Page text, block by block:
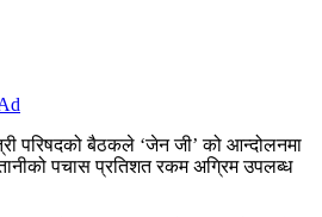
परिषदको बैठकले ‘जेन जी’ को आन्दोलनमा
पचास प्रतिशत रकम अग्रिम उपलब्ध